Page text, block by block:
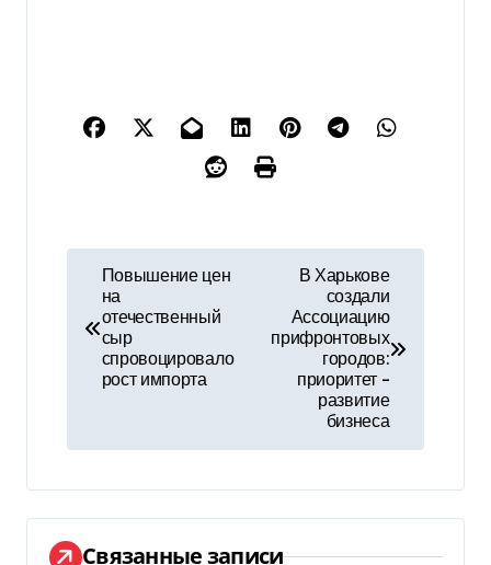
г
а
ц
Повышение цен
на
отечественный
сыр
спровоцировало
рост импорта
В Харькове
создали
Ассоциацию
прифронтовых
городов:
приоритет –
развитие
бизнеса
Связанные записи